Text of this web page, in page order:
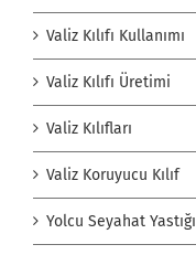
Valiz Kılıfı Kullanımı
Valiz Kılıfı Üretimi
Valiz Kılıfları
Valiz Koruyucu Kılıf
Yolcu Seyahat Yastığı